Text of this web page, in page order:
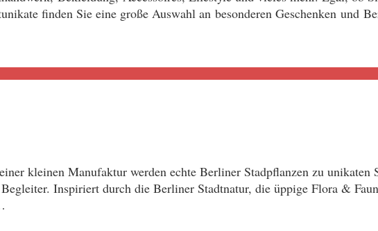
finden Sie eine große Auswahl an besonderen Geschenken und
kleinen Manufaktur werden echte Berliner Stadpflanzen zu unikaten
Inspiriert durch die Berliner Stadtnatur, die üppige Flora &